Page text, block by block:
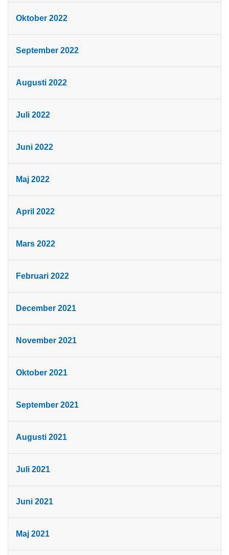
Oktober 2022
September 2022
Augusti 2022
Juli 2022
Juni 2022
Maj 2022
April 2022
Mars 2022
Februari 2022
December 2021
November 2021
Oktober 2021
September 2021
Augusti 2021
Juli 2021
Juni 2021
Maj 2021